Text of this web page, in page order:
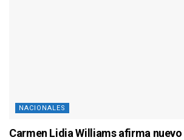
NACIONALES
Carmen Lidia Williams afirma nuevo